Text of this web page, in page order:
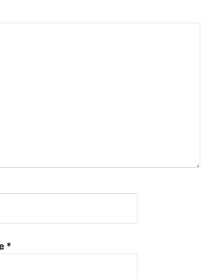
*